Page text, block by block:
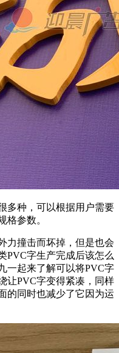
多种，可以根据用户需要
格参数。
力撞击而坏掉，但是也会
PVC字生产完成后该怎么
一起来了解可以将PVC字
让PVC字变得紧凑，同样
的同时也减少了它因为运